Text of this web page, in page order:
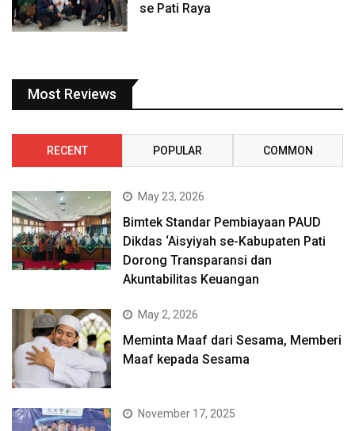
se Pati Raya
Most Reviews
RECENT POPULAR COMMON
May 23, 2026
Bimtek Standar Pembiayaan PAUD
Dikdas ‘Aisyiyah se-Kabupaten Pati
Dorong Transparansi dan
Akuntabilitas Keuangan
May 2, 2026
Meminta Maaf dari Sesama, Memberi
Maaf kepada Sesama
November 17, 2025